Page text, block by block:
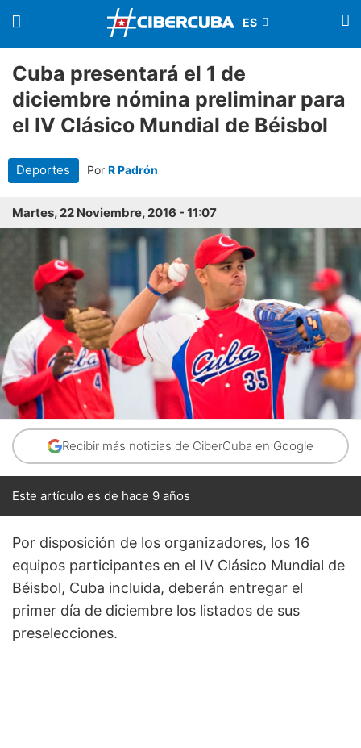
Cuba presentará el 1 de
diciembre nómina preliminar para
el IV Clásico Mundial de Béisbol
Deportes Por R Padrón
Martes, 22 Noviembre, 2016 - 11:07
Recibir más noticias de CiberCuba en Google
Este artículo es de hace 9 años
Por disposición de los organizadores, los 16
equipos participantes en el IV Clásico Mundial de
Béisbol, Cuba incluida, deberán entregar el
primer día de diciembre los listados de sus
preselecciones.